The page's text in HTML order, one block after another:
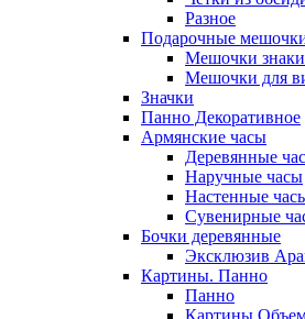
Разное
Подарочные
Мешочки знаки
Мешочки для
Значки
Панно Декоративное
Армянские часы
Деревянные
Наручные часы
Настенные
Сувенирные
Бочки деревянные
Эксклюзив
Картины. Панно
Панно
Картины